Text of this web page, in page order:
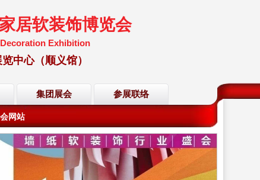
居软装饰博览会
Exhibition
中心（顺义馆）
集团展会 参展联络
网站